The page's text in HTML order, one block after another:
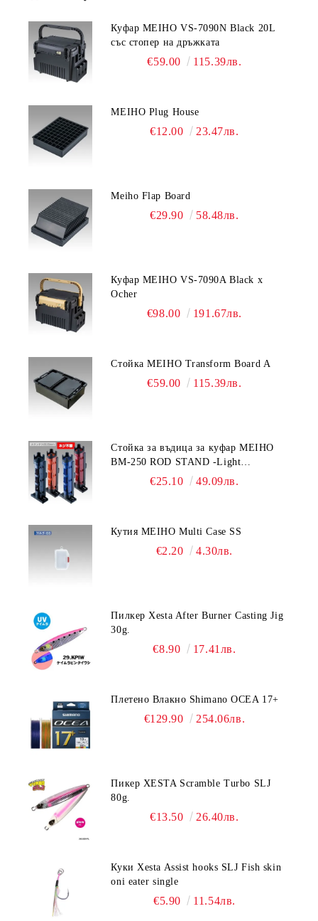
Куфар MEIHO VS-7090N Black 20L
със стопер на дръжката
€59.00 115.39лв.
MEIHO Plug House
€12.00 23.47лв.
Meiho Flap Board
€29.90 58.48лв.
Куфар MEIHO VS-7090A Black x
Ocher
€98.00 191.67лв.
Стойка MEIHO Transform Board A
€59.00 115.39лв.
Стойка за въдица за куфар MEIHO
BM-250 ROD STAND -Light
Blue/Black color
€25.10 49.09лв.
Кутия MEIHO Multi Case SS
€2.20 4.30лв.
Пилкер Xesta After Burner Casting Jig
30g.
€8.90 17.41лв.
Плетено Влакно Shimano OCEA 17+
€129.90 254.06лв.
Пикер XESTA Scramble Turbo SLJ
80g.
€13.50 26.40лв.
Куки Xesta Assist hooks SLJ Fish skin
oni eater single
€5.90 11.54лв.